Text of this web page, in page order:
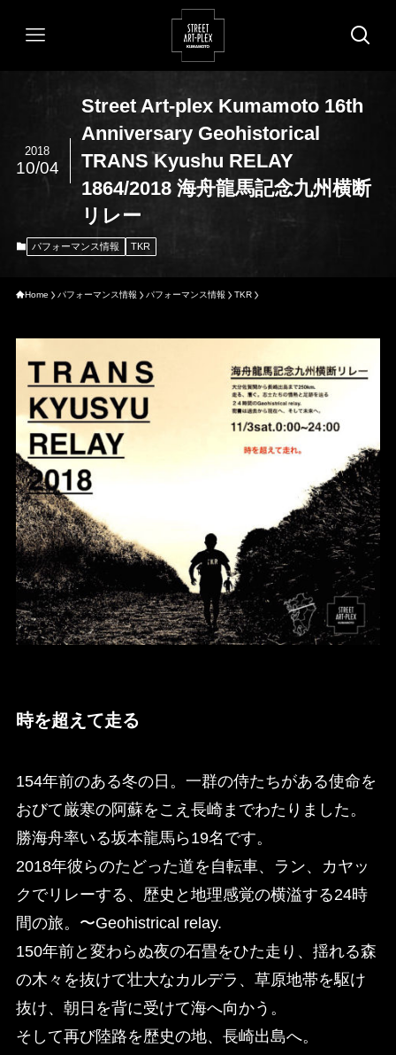
Street Art-plex Kumamoto 16th
Anniversary Geohistorical
TRANS Kyushu RELAY
1864/2018 海舟龍馬記念九州横断
リレー
2018
10/04
パフォーマンス情報 TKR
Home パフォーマンス情報 パフォーマンス情報 TKR
時を超えて走る
154年前のある冬の日。一群の侍たちがある使命を
おびて厳寒の阿蘇をこえ長崎までわたりました。
勝海舟率いる坂本龍馬ら19名です。
2018年彼らのたどった道を自転車、ラン、カヤッ
クでリレーする、歴史と地理感覚の横溢する24時
間の旅。〜Geohistrical relay.
150年前と変わらぬ夜の石畳をひた走り、揺れる森
の木々を抜けて壮大なカルデラ、草原地帯を駆け
抜け、朝日を背に受けて海へ向かう。
そして再び陸路を歴史の地、長崎出島へ。